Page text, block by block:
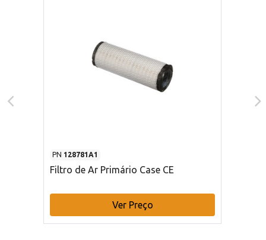
PN 128781A1
Filtro de Ar Primário Case CE
Ver Preço